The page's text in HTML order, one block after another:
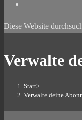
Diese Website
Verwalte
Start>
Verwalte deine